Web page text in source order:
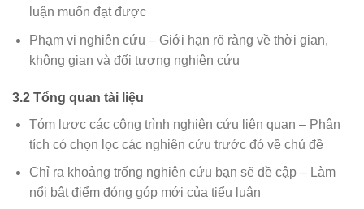
luận muốn đạt được
Phạm vi nghiên cứu – Giới hạn rõ ràng về thời gian,
không gian và đối tượng nghiên cứu
3.2 Tổng quan tài liệu
Tóm lược các công trình nghiên cứu liên quan – Phân
tích có chọn lọc các nghiên cứu trước đó về chủ đề
Chỉ ra khoảng trống nghiên cứu bạn sẽ đề cập – Làm
nổi bật điểm đóng góp mới của tiểu luận